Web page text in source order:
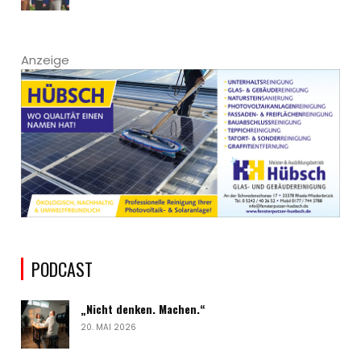
Anzeige
PODCAST
„Nicht denken. Machen.“
20. MAI 2026